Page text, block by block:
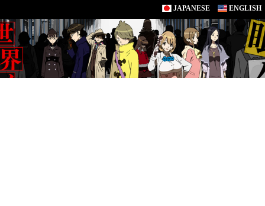
JAPANESE ENGLISH